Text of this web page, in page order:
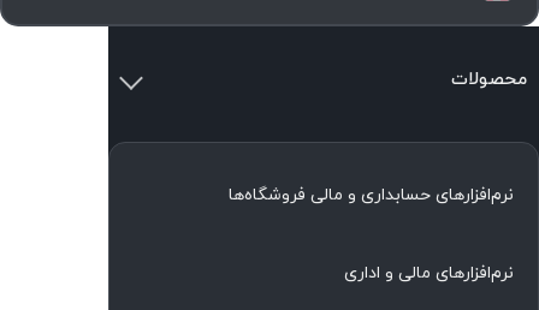
محصولات
نرم‌افزارهای حسابداری و مالی فروشگاه‌ها
نرم‌افزارهای مالی و اداری